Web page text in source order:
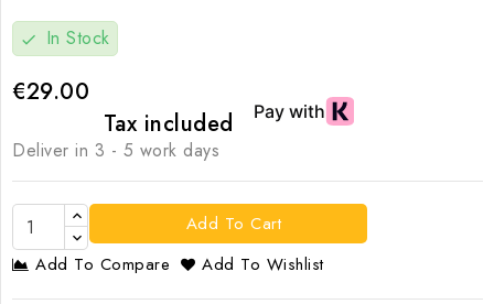
check In Stock
€29.00
Tax included
Deliver in 3 - 5 work days
Add To Cart
Add To Compare
Add To Wishlist